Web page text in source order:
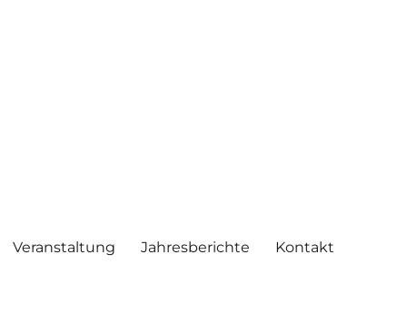
Veranstaltung Jahresberichte Kontakt